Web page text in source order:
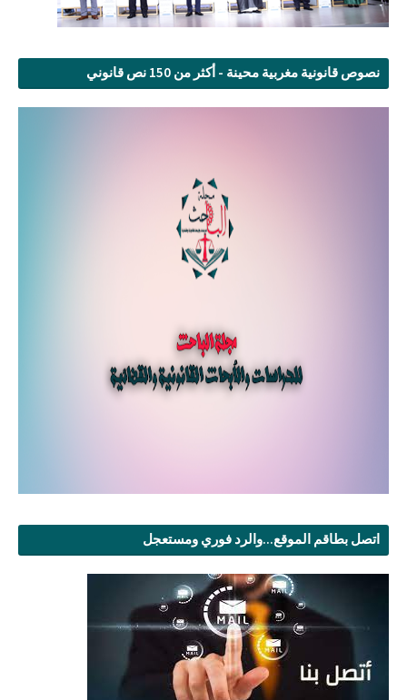
نصوص قانونية مغربية محينة - أكثر من 150 نص قانوني
اتصل بطاقم الموقع...والرد فوري ومستعجل